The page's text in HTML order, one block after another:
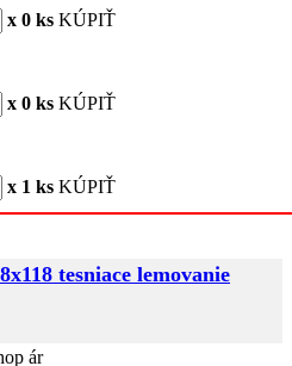
x 0 ks KÚPIŤ
x 0 ks KÚPIŤ
x 1 ks KÚPIŤ
tesniace lemovanie